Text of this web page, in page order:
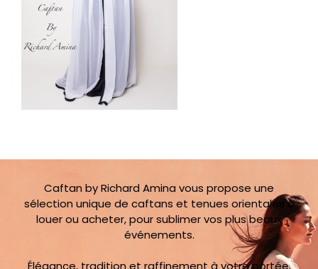
Caftan by Richard Amina vous propose une
sélection unique de caftans et tenues orientales à
louer ou acheter, pour sublimer vos plus beaux
événements.
Élégance, tradition et raffinement à votre portée.